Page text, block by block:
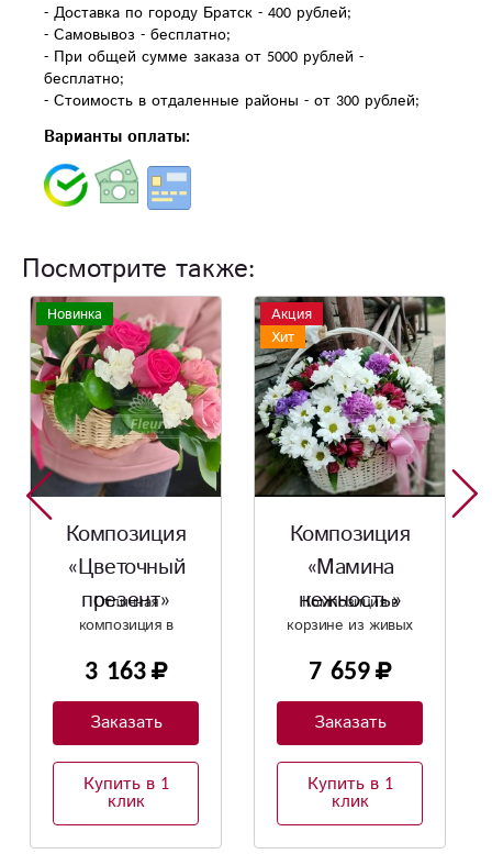
- Доставка по городу Братск - 400 рублей;
- Самовывоз - бесплатно;
- При общей сумме заказа от 5000 рублей -
бесплатно;
- Стоимость в отдаленные районы - от 300 рублей;
Варианты оплаты:
Посмотрите также:
Акция
Хит
Композиция
«Мамина
нежность»
Композиция в
корзине из живых
корзине
7 659
Заказать
Купить в 1
клик
Новинка
Композиция
«Крылья
ангела»
Композиция в
корзине с
подойдет как для
так и для элегантной
леди
5 175
Заказать
Купить в 1
клик